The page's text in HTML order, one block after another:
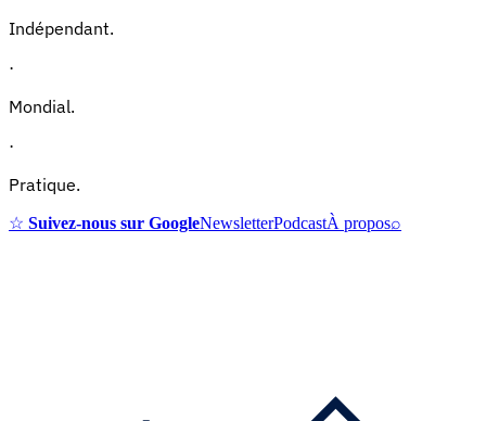
Indépendant.
·
Mondial.
·
Pratique.
☆ Suivez-nous sur GoogleNewsletterPodcastÀ propos⌕